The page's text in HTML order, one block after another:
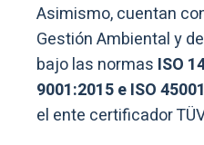
Asimismo, cuentan
Gestión Ambiental y
bajo las normas ISO
9001:2015 e ISO
el ente certificador